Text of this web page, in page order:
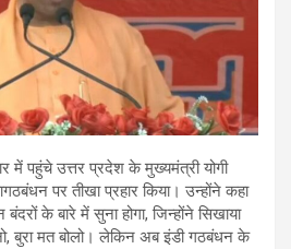
में पहुंचे उत्तर प्रदेश के मुख्यमंत्री योगी
पर तीखा प्रहार किया। उन्होंने कहा
के बारे में सुना होगा, जिन्होंने सिखाया
बुरा मत बोलो। लेकिन अब इंडी गठबंधन के